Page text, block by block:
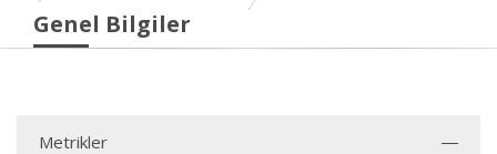
Genel Bilgiler
Metrikler